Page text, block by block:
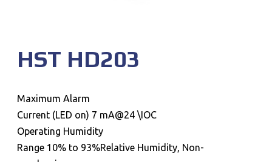
HST HD203
Maximum Alarm
Current (LED on) 7 mA@24 \IOC
Operating Humidity
Range 10% to 93%Relative Humidity, Non-